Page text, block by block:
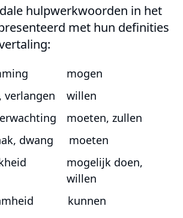
hulpwerkwoorden in het
met hun definities
mogen
verlangen
willen
moeten, zullen
dwang
moeten
mogelijk doen,
willen
kunnen